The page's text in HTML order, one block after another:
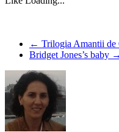
← Trilogia Amantii de
Bridget Jones’s baby →